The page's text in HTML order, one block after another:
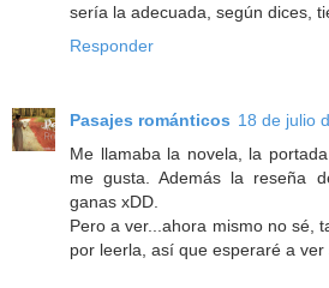
sería la adecuada, según dices,
Responder
Pasajes románticos 18 de julio
Me llamaba la novela, la
me gusta. Además la reseña
ganas xDD.
Pero a ver...ahora mismo no sé,
por leerla, así que esperaré a ver